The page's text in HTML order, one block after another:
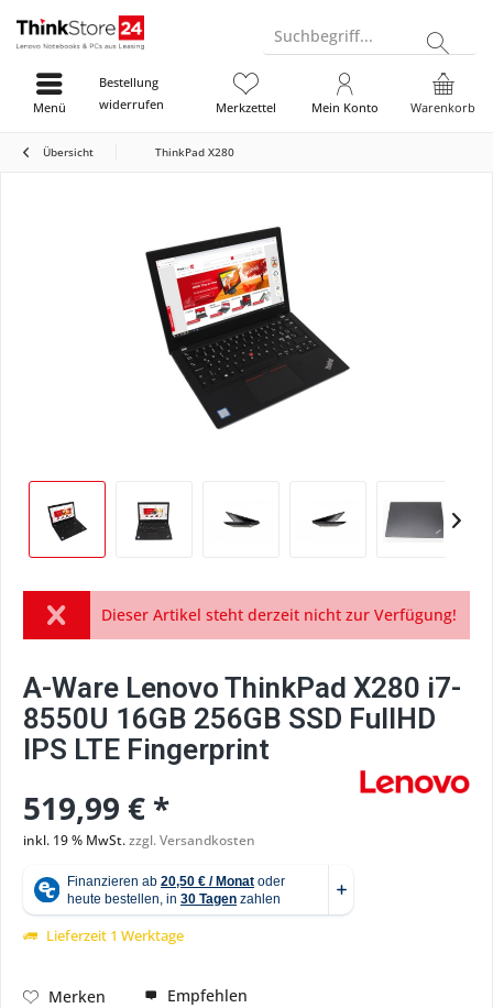
Suchbegriff...
Bestellung
widerrufen
Warenkorb
Merkzettel Mein Konto
Menü
Übersicht ThinkPad X280
Dieser Artikel steht derzeit nicht zur Verfügung!
A-Ware Lenovo ThinkPad X280 i7-
8550U 16GB 256GB SSD FullHD
IPS LTE Fingerprint
519,99 € *
inkl. 19 % MwSt.zzgl. Versandkosten
Lieferzeit 1 Werktage
Merken Empfehlen